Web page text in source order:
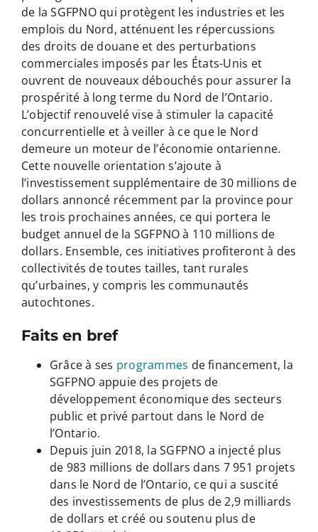
de la SGFPNO qui protègent les industries et les
emplois du Nord, atténuent les répercussions
des droits de douane et des perturbations
commerciales imposés par les États-Unis et
ouvrent de nouveaux débouchés pour assurer la
prospérité à long terme du Nord de l’Ontario.
L’objectif renouvelé vise à stimuler la capacité
concurrentielle et à veiller à ce que le Nord
demeure un moteur de l’économie ontarienne.
Cette nouvelle orientation s’ajoute à
l’investissement supplémentaire de 30 millions de
dollars annoncé récemment par la province pour
les trois prochaines années, ce qui portera le
budget annuel de la SGFPNO à 110 millions de
dollars. Ensemble, ces initiatives profiteront à des
collectivités de toutes tailles, tant rurales
qu’urbaines, y compris les communautés
autochtones.
Faits en bref
Grâce à ses programmes de financement, la
SGFPNO appuie des projets de
développement économique des secteurs
public et privé partout dans le Nord de
l’Ontario.
Depuis juin 2018, la SGFPNO a injecté plus
de 983 millions de dollars dans 7 951 projets
dans le Nord de l’Ontario, ce qui a suscité
des investissements de plus de 2,9 milliards
de dollars et créé ou soutenu plus de